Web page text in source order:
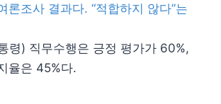
론조사 결과다. “적합하지 않다”는
령) 직무수행은 긍정 평가가 60%,
율은 45%다.